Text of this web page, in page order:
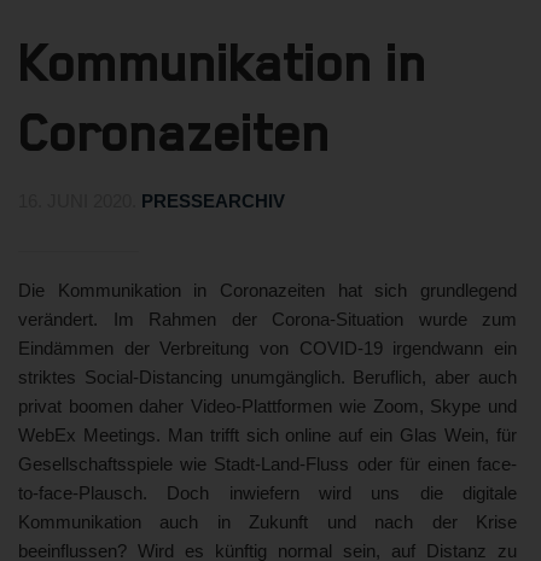
Kommunikation in
Coronazeiten
PRESSEARCHIV
Die Kommunikation in Coronazeiten hat sich grundlegend
verändert. Im Rahmen der Corona-Situation wurde zum
Eindämmen der Verbreitung von COVID-19 irgendwann ein
striktes Social-Distancing unumgänglich. Beruflich, aber auch
privat boomen daher Video-Plattformen wie Zoom, Skype und
WebEx Meetings. Man trifft sich online auf ein Glas Wein, für
Gesellschaftsspiele wie Stadt-Land-Fluss oder für einen face-
to-face-Plausch. Doch inwiefern wird uns die digitale
Kommunikation auch in Zukunft und nach der Krise
beeinflussen? Wird es künftig normal sein, auf Distanz zu